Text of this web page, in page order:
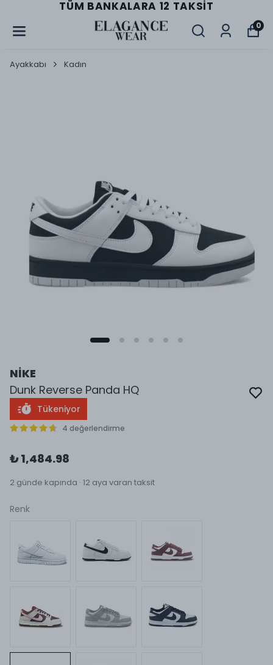
TÜM BANKALARA 12 TAKSIT
0
Ayakkabı Kadın
NİKE
Dunk Reverse Panda HQ
Tükeniyor
4 değerlendirme
₺ 1,484.98
2 günde kapında · 12 aya varan taksit
Renk